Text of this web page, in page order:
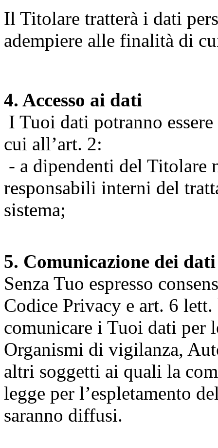
Il Titolare tratterà i dati
adempiere alle finalità di
4. Accesso ai dati
I Tuoi dati potranno
cui all’art. 2:
- a dipendenti del Titolare
responsabili interni del
sistema;
5. Comunicazione dei dati
Senza Tuo espresso
Codice Privacy e art. 6
comunicare i Tuoi dati per
Organismi di vigilanza,
altri soggetti ai quali la
legge per l’espletamento
saranno diffusi.